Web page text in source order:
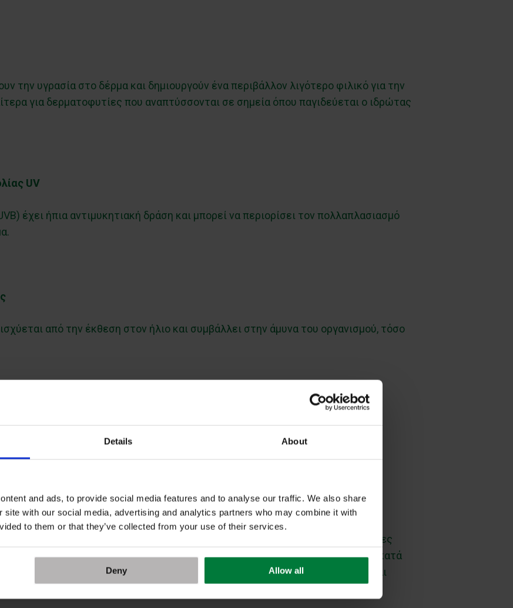
Details About
and ads, to provide social media features and to analyse our traffic. We also share
site with our social media, advertising and analytics partners who may combine it with
to them or that they’ve collected from your use of their services.
Deny Allow all
την υγρασία στο δέρμα και δημιουργούν ένα περιβάλλον λιγότερο φιλικό για την
για δερματοφυτίες που αναπτύσσονται σε σημεία όπου παγιδεύεται ο ιδρώτας
UV
έχει ήπια αντιμυκητιακή δράση και μπορεί να περιορίσει τον πολλαπλασιασμό
από την έκθεση στον ήλιο και συμβάλλει στην άμυνα του οργανισμού, τόσο
τις μυκητιάσεις σε αρκετές περιπτώσεις.
ήλιου
συχνή μορφή μυκητίασης που προκαλεί λευκές ή ροζ αποχρωματισμένες κηλίδες
και ώμους. Ο μύκητας Malassezia επηρεάζει την παραγωγή μελανίνης, και κατά
περιοχές δεν μαυρίζουν όπως το υγιές δέρμα. Έτσι, η μυκητίαση φαίνεται
από θεραπεία, προκαλώντας αισθητική ενόχληση.